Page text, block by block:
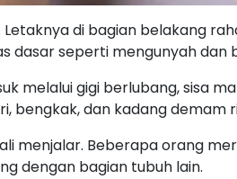
di bagian belakang
dasar seperti mengunyah
melalui gigi berlubang, sisa
bengkak, dan kadang demam
menjalar. Beberapa orang
dengan bagian tubuh lain.